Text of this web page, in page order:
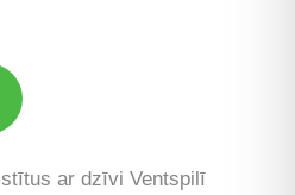
ar dzīvi Ventspilī